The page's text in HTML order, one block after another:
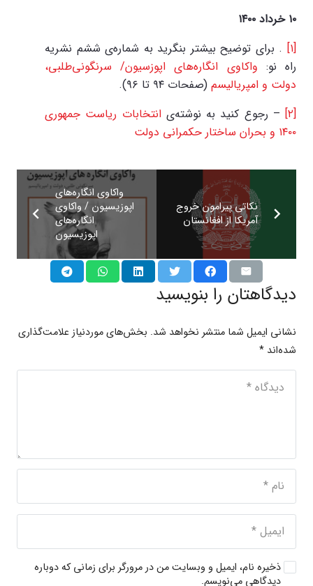
۱۰ خرداد ۱۴۰۰
[۱]
. برای توضیح بیشتر بنگرید به شماره‌ی ششم نشریه
راه نو: واکاوی انگاره‌های اپوزسیون/ سرنگونی‌طلبی،
دولت و امپریالیسم (صفحات ۹۴ تا ۹۶).
[۲]
– رجوع کنید به نوشته‌ی انتخابات ریاست جمهوری
۱۴۰۰ و بحران ساختار حکمرانی دولت
واکاوی انگاره‌های
اپوزیسیون / واکاوی
انگاره‌های
اپوزیسیون
نکاتی پیرامون خروج
آمریکا از افغانستان
دیدگاهتان را بنویسید
نشانی ایمیل شما منتشر نخواهد شد. بخش‌های موردنیاز علامت‌گذاری
شده‌اند *
ذخیره نام، ایمیل و وبسایت من در مرورگر برای زمانی که دوباره
دیدگاهی می‌نویسم.